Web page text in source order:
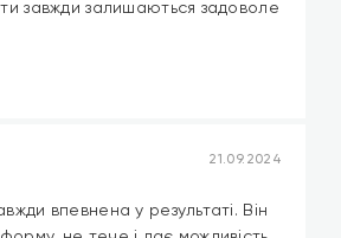
завжди залишаються задоволе
21.09.2024
впевнена у результаті. Він